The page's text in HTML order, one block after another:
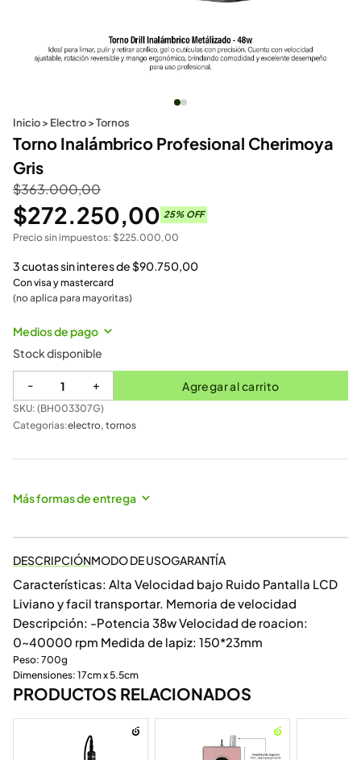
Inicio> Electro>Tornos
Torno Inalámbrico Profesional Cherimoya
Gris
$363.000,00
$272.250,00 25% OFF
Precio sin impuestos: $225.000,00
3 cuotas sin interes de$90.750,00
Con visa y mastercard
(no aplica para mayoritas)
Medios de pago
Stock disponible
- + Agregar al carrito
SKU: (BH003307G)
Categorias:electro, tornos
Más formas de entrega
DESCRIPCIÓNMODO DE USOGARANTÍA
Características: Alta Velocidad bajo Ruido Pantalla LCD
Liviano y facil transportar. Memoria de velocidad
Descripción: -Potencia 38w Velocidad de roacion:
0~40000 rpm Medida de lapiz: 150*23mm
Peso: 700g
Dimensiones: 17cm x 5.5cm
PRODUCTOS RELACIONADOS